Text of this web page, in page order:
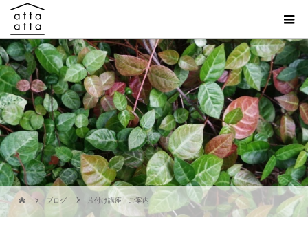
ブログ 片付け講座 ご案内